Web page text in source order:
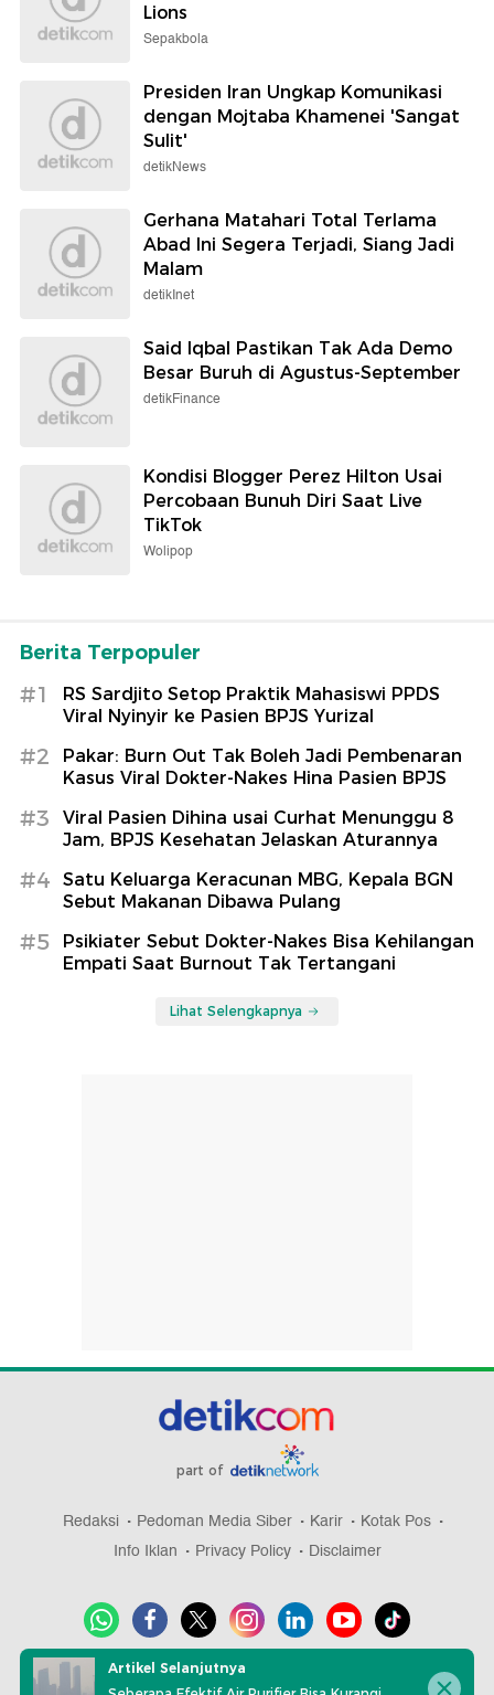
Lions
Sepakbola
Presiden Iran Ungkap Komunikasi
dengan Mojtaba Khamenei 'Sangat
Sulit'
detikNews
Gerhana Matahari Total Terlama
Abad Ini Segera Terjadi, Siang Jadi
Malam
detikInet
Said Iqbal Pastikan Tak Ada Demo
Besar Buruh di Agustus-September
detikFinance
Kondisi Blogger Perez Hilton Usai
Percobaan Bunuh Diri Saat Live
TikTok
Wolipop
Berita Terpopuler
#1
RS Sardjito Setop Praktik Mahasiswi PPDS
Viral Nyinyir ke Pasien BPJS Yurizal
#2
Pakar: Burn Out Tak Boleh Jadi Pembenaran
Kasus Viral Dokter-Nakes Hina Pasien BPJS
#3
Viral Pasien Dihina usai Curhat Menunggu 8
Jam, BPJS Kesehatan Jelaskan Aturannya
#4
Satu Keluarga Keracunan MBG, Kepala BGN
Sebut Makanan Dibawa Pulang
#5
Psikiater Sebut Dokter-Nakes Bisa Kehilangan
Empati Saat Burnout Tak Tertangani
Lihat Selengkapnya
part of
Redaksi Pedoman Media Siber Karir
Kotak Pos
Info Iklan
Privacy Policy Disclaimer
Download aplikasi detikcom
Artikel Selanjutnya